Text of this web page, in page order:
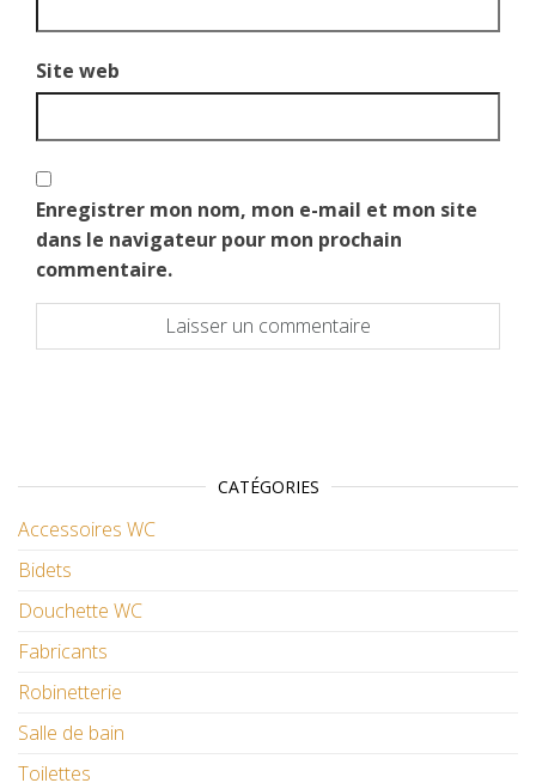
Site web
Enregistrer mon nom, mon e-mail et mon site
dans le navigateur pour mon prochain
commentaire.
CATÉGORIES
Accessoires WC
Bidets
Douchette WC
Fabricants
Robinetterie
Salle de bain
Toilettes